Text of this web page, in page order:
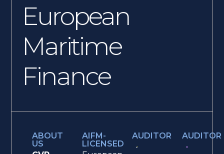
European
Maritime
Finance
ABOUT
US
AIFM-
LICENSED
AUDITOR AUDITOR